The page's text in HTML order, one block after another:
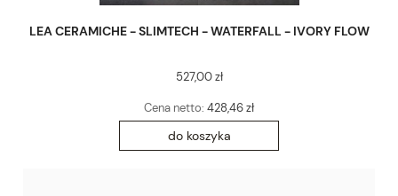
LEA CERAMICHE - SLIMTECH - WATERFALL - IVORY FLOW
527,00 zł
Cena netto: 428,46 zł
do koszyka